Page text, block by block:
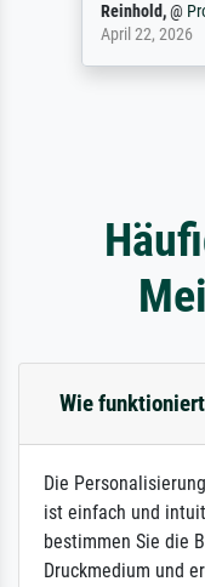
Reinhold,@
April 22, 2026
Wie
Die
ist einfach und
bestimmen Sie die
Druckmedium und